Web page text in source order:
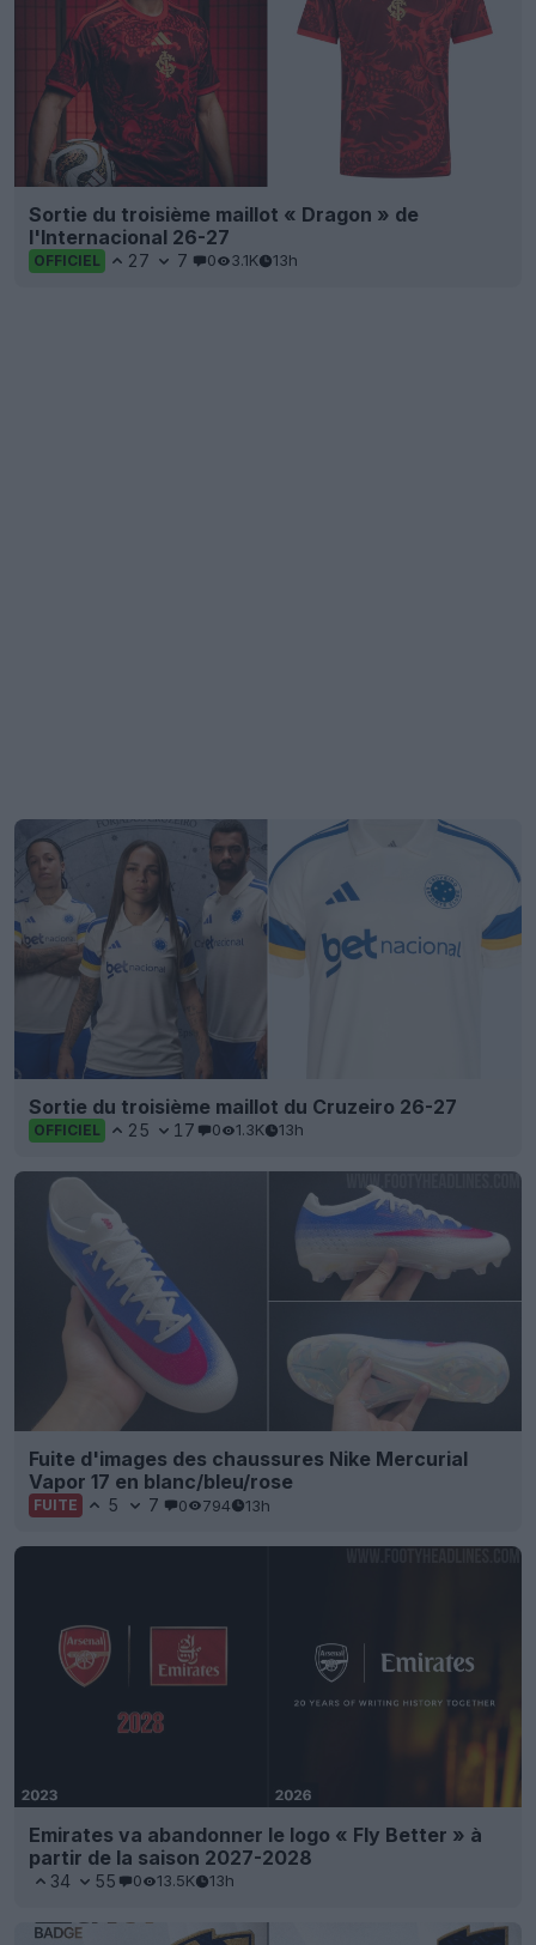
Sortie du troisième maillot « Dragon » de
l'Internacional 26-27
OFFICIEL 27 7 0 3.1K 13h
Sortie du troisième maillot du Cruzeiro 26-27
OFFICIEL 25 17 0 1.3K 13h
Fuite d'images des chaussures Nike Mercurial
Vapor 17 en blanc/bleu/rose
FUITE 5 7 0 794 13h
Emirates va abandonner le logo « Fly Better » à
partir de la saison 2027-2028
34 55 0 13.5K 13h